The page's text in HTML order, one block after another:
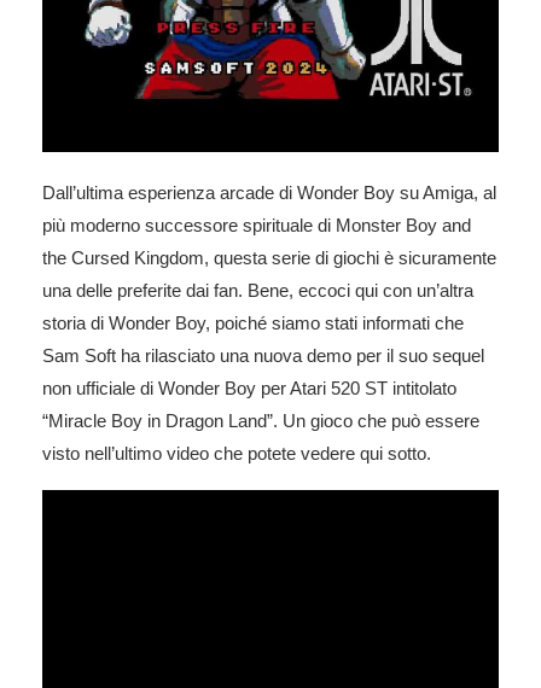
Dall’ultima esperienza arcade di Wonder Boy su Amiga, al
più moderno successore spirituale di Monster Boy and
the Cursed Kingdom, questa serie di giochi è sicuramente
una delle preferite dai fan. Bene, eccoci qui con un’altra
storia di Wonder Boy, poiché siamo stati informati che
Sam Soft ha rilasciato una nuova demo per il suo sequel
non ufficiale di Wonder Boy per Atari 520 ST intitolato
“Miracle Boy in Dragon Land”. Un gioco che può essere
visto nell’ultimo video che potete vedere qui sotto.